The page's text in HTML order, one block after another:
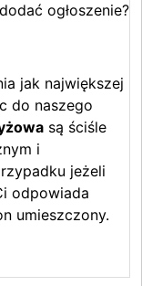
ogłoszenie?
jak największej
do naszego
są ściśle
i
jeżeli
odpowiada
umieszczony.